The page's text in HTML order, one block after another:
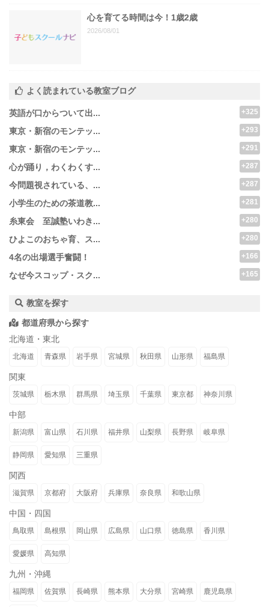
心を育てる時間は今！1歳2歳
2026/08/01
よく読まれている教室ブログ
英語が口からついて出... +325
東京・新宿のモンテッ... +293
東京・新宿のモンテッ... +291
心が踊り，わくわくす... +287
今問題視されている、... +287
小学生のための茶道教... +281
糸東会 至誠塾いわき... +280
ひよこのおちゃ育、ス... +280
4名の出場選手奮闘！ +166
なぜ今スコップ・スク... +165
教室を探す
都道府県から探す
北海道・東北
北海道 青森県 岩手県 宮城県 秋田県 山形県 福島県
関東
茨城県 栃木県 群馬県 埼玉県 千葉県 東京都 神奈川県
中部
新潟県 富山県 石川県 福井県 山梨県 長野県 岐阜県
静岡県 愛知県 三重県
関西
滋賀県 京都府 大阪府 兵庫県 奈良県 和歌山県
中国・四国
鳥取県 島根県 岡山県 広島県 山口県 徳島県 香川県
愛媛県 高知県
九州・沖縄
福岡県 佐賀県 長崎県 熊本県 大分県 宮崎県 鹿児島県